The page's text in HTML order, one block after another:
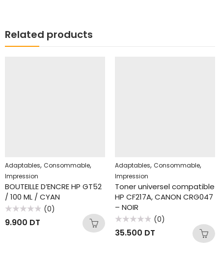
Related products
Adaptables, Consommable,
Impression
BOUTEILLE D’ENCRE HP GT52
/ 100 ML / CYAN
0
(0)
9.900 DT
Adaptables, Consommable,
Impression
Toner universel compatible
HP CF217A, CANON CRG047
– NOIR
0
(0)
35.500 DT